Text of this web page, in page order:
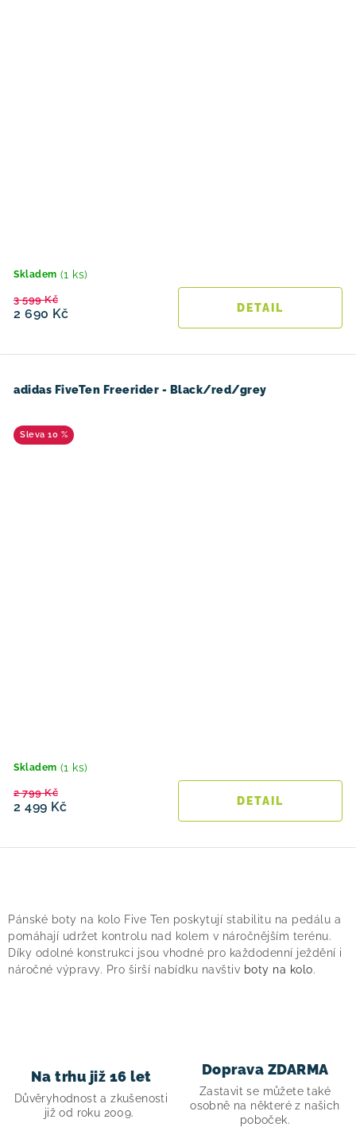
Skladem (1 ks)
2 690 Kč
3 599 Kč
adidas FiveTen Freerider - Black/red/grey
10 %
Skladem (1 ks)
2 499 Kč
2 799 Kč
v
l
á
d
v
Pánské boty na kolo Five Ten poskytují stabilitu na pedálu a
pomáhají udržet kontrolu nad kolem v náročnějším terénu.
Díky odolné konstrukci jsou vhodné pro každodenní ježdění i
náročné výpravy. Pro širší nabídku navštiv boty na kolo.
Na trhu již 16 let
Důvěryhodnost a zkušenosti
již od roku 2009.
Doprava ZDARMA
Zastavit se můžete také
osobně na některé z našich
poboček.